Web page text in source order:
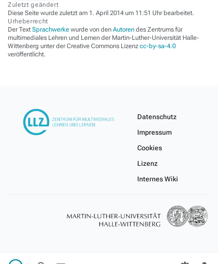
Suche
Zuletzt geändert
Diese Seite wurde zuletzt am 1. April 2014 um 11:51 Uhr bearbeitet.
Urheberrecht
Der Text Sprachwerke wurde von den Autoren des Zentrums für
multimediales Lehren und Lernen der Martin-Luther-Universität Halle-
Wittenberg unter der Creative Commons Lizenz cc-by-sa-4.0
veröffentlicht.
Datenschutz
Impressum
Cookies
Lizenz
Internes Wiki